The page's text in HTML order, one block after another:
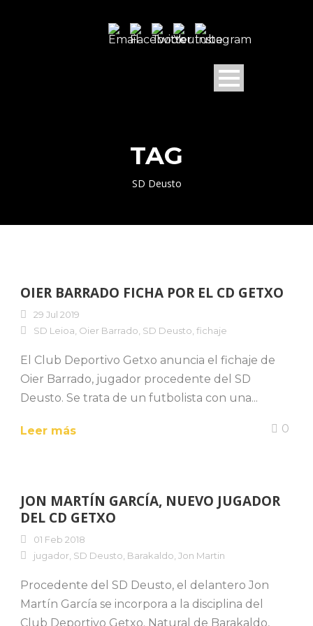
TAG
SD Deusto
OIER BARRADO FICHA POR EL CD GETXO
29 Jul 2019
SD Leioa Oier Barrado SD Deusto fichaje
El Club Deportivo Getxo anuncia el fichaje de
Oier Barrado, jugador procedente del SD
Deusto. Se trata de un futbolista con una...
Leer más 0
JON MARTÍN GARCÍA, NUEVO JUGADOR
DEL CD GETXO
01 Feb 2018
jugador SD Deusto Barakaldo Jon Martin
Procedente del SD Deusto, el delantero Jon
Martín García se incorpora a la disciplina del
Club Deportivo Getxo. Natural de Barakaldo,